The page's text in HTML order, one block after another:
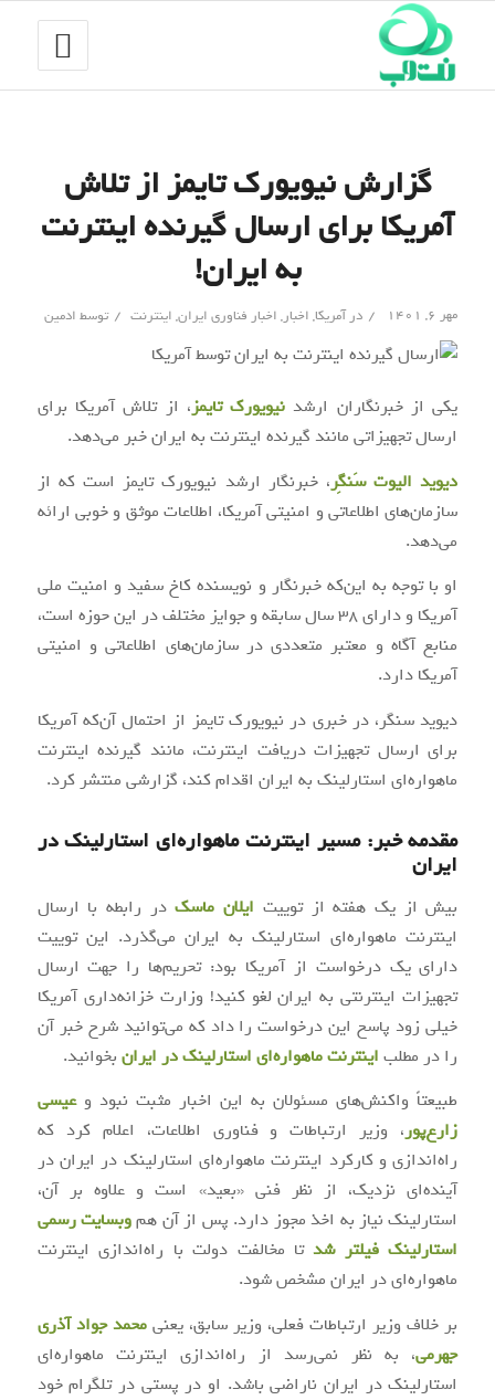
گزارش نیویورک تایمز از تلاش
آمریکا برای ارسال گیرنده اینترنت
به ایران!
مهر ۶, ۱۴۰۱ / درآمریکا, اخبار, اخبار فناوری ایران, اینترنت / توسط ادمین
یکی از خبرنگاران ارشد نیویورک تایمز، از تلاش آمریکا برای
ارسال تجهیزاتی مانند گیرنده اینترنت به ایران خبر می‌دهد.
دیوید الیوت سَنگِر ، خبرنگار ارشد نیویورک تایمز است که از
سازمان‌های اطلاعاتی و امنیتی آمریکا، اطلاعات موثق و خوبی ارائه
می‌دهد.
او با توجه به این‌که خبرنگار و نویسنده کاخ سفید و امنیت ملی
آمریکا و دارای 38 سال سابقه و جوایز مختلف در این حوزه است،
منابع آگاه و معتبر متعددی در سازمان‌های اطلاعاتی و امنیتی
آمریکا دارد.
دیوید سنگر، در خبری در نیویورک تایمز از احتمال آن‌که آمریکا
برای ارسال تجهیزات دریافت اینترنت، مانند گیرنده اینترنت
ماهواره‌ای استارلینک به ایران اقدام کند، گزارشی منتشر کرد.
مقدمه خبر: مسیر اینترنت ماهواره‌ای استارلینک در
ایران
بیش از یک هفته از توییت ایلان ماسکدر رابطه با ارسال
اینترنت ماهواره‌ای استارلینک به ایران می‌گذرد. این توییت
دارای یک درخواست از آمریکا بود: تحریم‌ها را جهت ارسال
تجهیزات اینترنتی به ایران لغو کنید! وزارت خزانه‌داری آمریکا
خیلی زود پاسخ این درخواست را داد که می‌توانید شرح خبر آن
را در مطلب اینترنت ماهواره‌ای استارلینک در ایرانبخوانید.
طبیعتاً واکنش‌های مسئولان به این اخبار مثبت نبود وعیسی
زارع‌پور، وزیر ارتباطات و فناوری اطلاعات، اعلام کرد که
راه‌اندازی و کارکرد اینترنت ماهواره‌ای استارلینک در ایران در
آینده‌ای نزدیک، از نظر فنی «بعید» است و علاوه بر آن،
استارلینک نیاز به اخذ مجوز دارد. پس از آن هموبسایت رسمی
استارلینک فیلتر شد تا مخالفت دولت با راه‌اندازی اینترنت
ماهواره‌ای در ایران مشخص شود.
بر خلاف وزیر ارتباطات فعلی، وزیر سابق، یعنی محمد جواد آذری
جهرمی، به نظر نمی‌رسد از راه‌اندازی اینترنت ماهواره‌ای
استارلینک در ایران ناراضی باشد. او در پستی در تلگرام خود